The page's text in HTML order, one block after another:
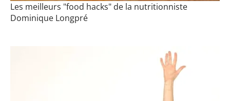
Les meilleurs "food hacks" de la nutritionniste
Dominique Longpré